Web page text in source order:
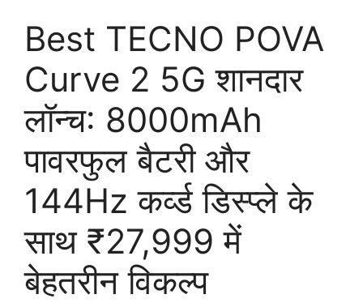
Best TECNO POVA
Curve 2 5G शानदार
लॉन्च: 8000mAh
पावरफुल बैटरी और
144Hz कर्व्ड डिस्प्ले के
साथ ₹27,999 में
बेहतरीन विकल्प